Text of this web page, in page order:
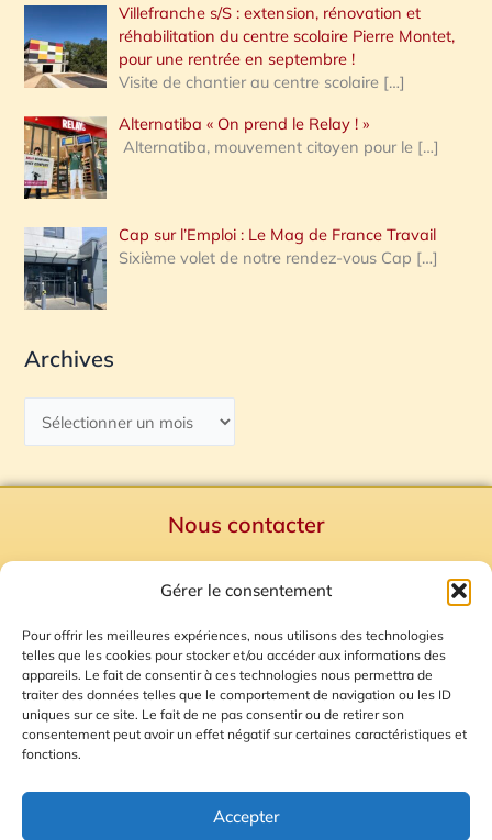
Gérer le consentement
Pour offrir les meilleures expériences, nous utilisons des technologies
telles que les cookies pour stocker et/ou accéder aux informations des
appareils. Le fait de consentir à ces technologies nous permettra de
traiter des données telles que le comportement de navigation ou les ID
uniques sur ce site. Le fait de ne pas consentir ou de retirer son
consentement peut avoir un effet négatif sur certaines caractéristiques et
fonctions.
Accepter
Villefranche s/S : extension, rénovation et
réhabilitation du centre scolaire Pierre Montet,
pour une rentrée en septembre !
Visite de chantier au centre scolaire […]
Alternatiba « On prend le Relay ! »
Alternatiba, mouvement citoyen pour le […]
Cap sur l’Emploi : Le Mag de France Travail
Sixième volet de notre rendez-vous Cap […]
Archives
Nous contacter
Mentions Légales
Plan du site
Gestion des Cookies